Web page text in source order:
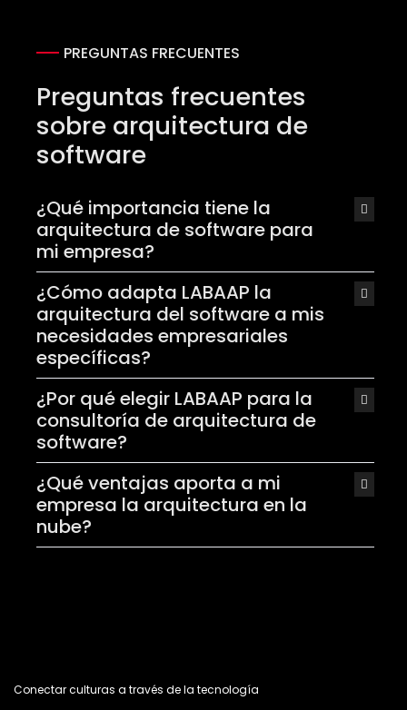
PREGUNTAS FRECUENTES
Preguntas frecuentes
sobre arquitectura de
software
¿Qué importancia tiene la
arquitectura de software para
mi empresa?
¿Cómo adapta LABAAP la
arquitectura del software a mis
necesidades empresariales
específicas?
¿Por qué elegir LABAAP para la
consultoría de arquitectura de
software?
¿Qué ventajas aporta a mi
empresa la arquitectura en la
nube?
Conectar culturas a través de la tecnología